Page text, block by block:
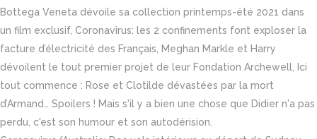
Bottega Veneta dévoile sa collection printemps-été 2021 dans
un film exclusif, Coronavirus: les 2 confinements font exploser la
facture d’électricité des Français, Meghan Markle et Harry
dévoilent le tout premier projet de leur Fondation Archewell, Ici
tout commence : Rose et Clotilde dévastées par la mort
d’Armand… Spoilers ! Mais s'il y a bien une chose que Didier n'a pas
perdu, c'est son humour et son autodérision.